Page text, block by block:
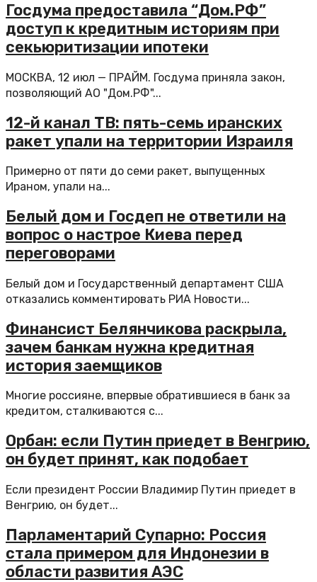
Госдума предоставила “Дом.РФ”
доступ к кредитным историям при
секьюритизации ипотеки
МОСКВА, 12 июл — ПРАЙМ. Госдума приняла закон,
позволяющий АО "Дом.РФ"...
12-й канал ТВ: пять-семь иранских
ракет упали на территории Израиля
Примерно от пяти до семи ракет, выпущенных
Ираном, упали на...
Белый дом и Госдеп не ответили на
вопрос о настрое Киева перед
переговорами
Белый дом и Государственный департамент США
отказались комментировать РИА Новости...
Финансист Белянчикова раскрыла,
зачем банкам нужна кредитная
история заемщиков
Многие россияне, впервые обратившиеся в банк за
кредитом, сталкиваются с...
Орбан: если Путин приедет в Венгрию,
он будет принят, как подобает
Если президент России Владимир Путин приедет в
Венгрию, он будет...
Парламентарий Супарно: Россия
стала примером для Индонезии в
области развития АЭС